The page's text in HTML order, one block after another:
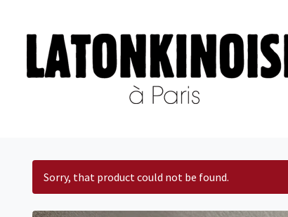
Sorry, that product could not be found.